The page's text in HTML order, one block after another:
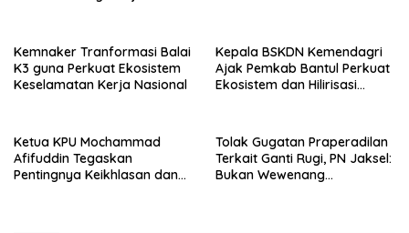
Kemnaker Tranformasi Balai
K3 guna Perkuat Ekosistem
Keselamatan Kerja Nasional
Kepala BSKDN Kemendagri
Ajak Pemkab Bantul Perkuat
Ekosistem dan Hilirisasi
Ketua KPU Mochammad
Afifuddin Tegaskan
Pentingnya Keikhlasan dan
Tolak Gugatan Praperadilan
Terkait Ganti Rugi, PN Jaksel:
Bukan Wewenang